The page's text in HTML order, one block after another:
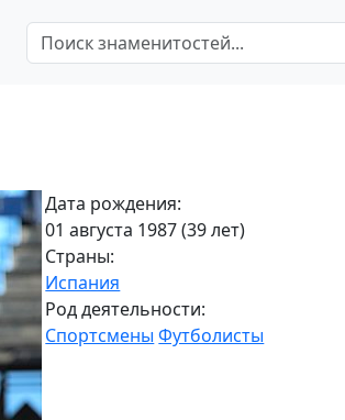
Дата рождения:
01 августа 1987 (39 лет)
Страны:
Испания
Род деятельности:
Спортсмены Футболисты